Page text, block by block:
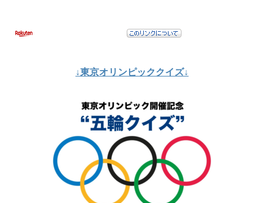
↓東京オリンピッククイズ↓